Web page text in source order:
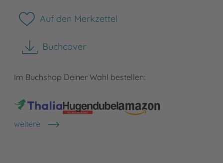
Auf den Merkzettel
Buchcover
herunterladen
Im Buchshop Deiner Wahl bestellen:
weitere
Shops anzeigen